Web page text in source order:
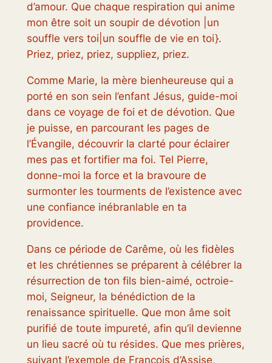
d’amour. Que chaque respiration qui anime
mon être soit un soupir de dévotion |un
souffle vers toi|un souffle de vie en toi}.
Priez, priez, priez, suppliez, priez.
Comme Marie, la mère bienheureuse qui a
porté en son sein l’enfant Jésus, guide-moi
dans ce voyage de foi et de dévotion. Que
je puisse, en parcourant les pages de
l’Évangile, découvrir la clarté pour éclairer
mes pas et fortifier ma foi. Tel Pierre,
donne-moi la force et la bravoure de
surmonter les tourments de l’existence avec
une confiance inébranlable en ta
providence.
Dans ce période de Carême, où les fidèles
et les chrétiennes se préparent à célébrer la
résurrection de ton fils bien-aimé, octroie-
moi, Seigneur, la bénédiction de la
renaissance spirituelle. Que mon âme soit
purifié de toute impureté, afin qu’il devienne
un lieu sacré où tu résides. Que mes prières,
suivant l’exemple de François d’Assise,